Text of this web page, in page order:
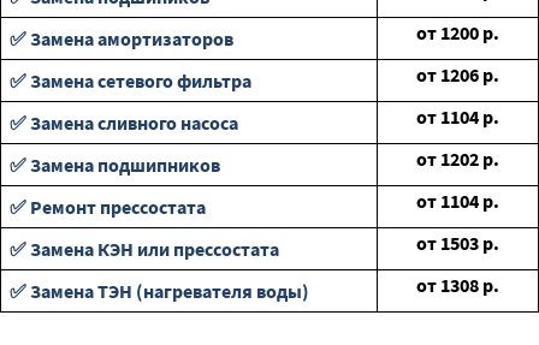
✅ Замена амортизаторов
от 1200 р.
✅ Замена сетевого фильтра
от 1206 р.
✅ Замена сливного насоса
от 1104 р.
✅ Замена подшипников
от 1202 р.
✅ Ремонт прессостата
от 1104 р.
✅ Замена КЭН или прессостата
от 1503 р.
✅ Замена ТЭН (нагревателя воды)
от 1308 р.